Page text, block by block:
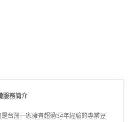
服務簡介
台灣一家擁有超過34年經驗的專業豆